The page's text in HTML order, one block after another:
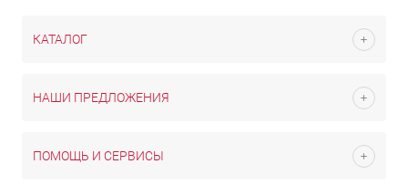
КАТАЛОГ
НАШИ ПРЕДЛОЖЕНИЯ
ПОМОЩЬ И СЕРВИСЫ